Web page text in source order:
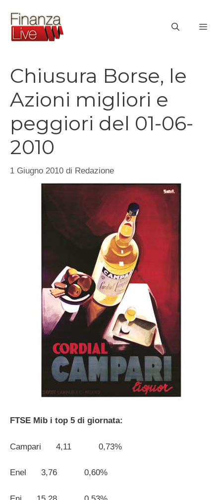
contenuto
Chiusura Borse, le
Azioni migliori e
peggiori del 01-06-
2010
1 Giugno 2010 di Redazione
FTSE Mib i top 5 di giornata:
Campari 4,11 0,73%
Enel 3,76 0,60%